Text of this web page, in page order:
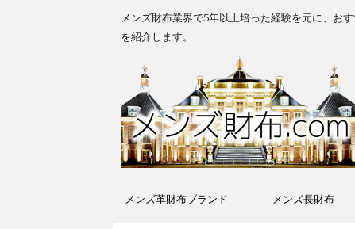
メンズ財布業界で5年以上培った経験を元に、お
を紹介します。
メンズ革財布ブランド メンズ長財布